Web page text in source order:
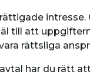
till att
rättsliga
har du rätt